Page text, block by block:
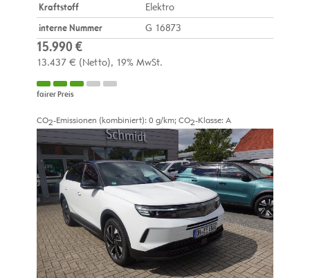
Kraftstoff
Elektro
interne Nummer
G 16873
15.990 €
13.437 € (Netto) 19% MwSt.
fairer Preis
CO2-Emissionen (kombiniert): 0 g/km; CO2-Klasse: A